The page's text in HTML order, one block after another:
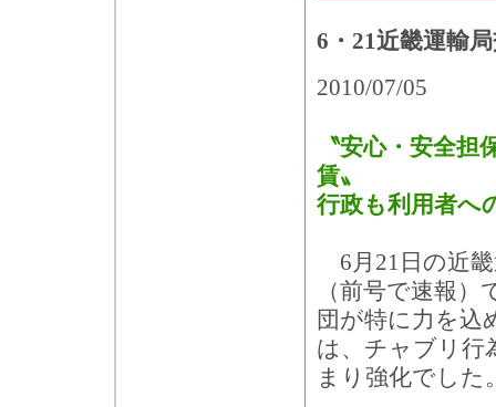
6・21近畿運輸
2010/07/05
〝安心・安全担
賃〟
行政も利用者へ
6月21日の近
（前号で速報）
団が特に力を込
は、チャブリ行
まり強化でした